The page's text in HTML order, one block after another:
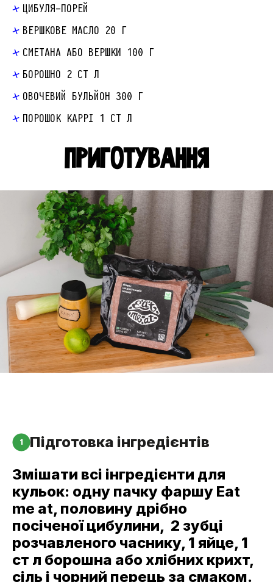
ЦИБУЛЯ-ПОРЕЙ
ВЕРШКОВЕ МАСЛО 20 Г
СМЕТАНА АБО ВЕРШКИ 100 Г
БОРОШНО 2 СТ Л
ОВОЧЕВИЙ БУЛЬЙОН 300 Г
ПОРОШОК КАРРІ 1 СТ Л
ПРИГОТУВАННЯ
1
Підготовка інгредієнтів
Змішати всі інгредієнти для
кульок: одну пачку фаршу Eat
me at, половину дрібно
посіченої цибулини, 2 зубці
розчавленого часнику, 1 яйце, 1
ст л борошна або хлібних крихт,
сіль і чорний перець за смаком.